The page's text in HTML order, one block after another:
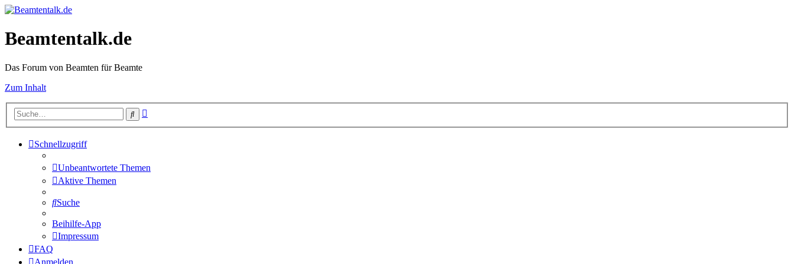
Beamtentalk.de
Das Forum von Beamten für Beamte
Zum Inhalt
Suche
Schnellzugriff
Unbeantwortete Themen
Aktive Themen
Suche
Beihilfe-App
Impressum
FAQ